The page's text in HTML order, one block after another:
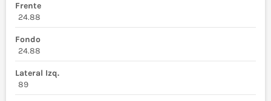
Frente
24.88
Fondo
24.88
Lateral Izq.
89